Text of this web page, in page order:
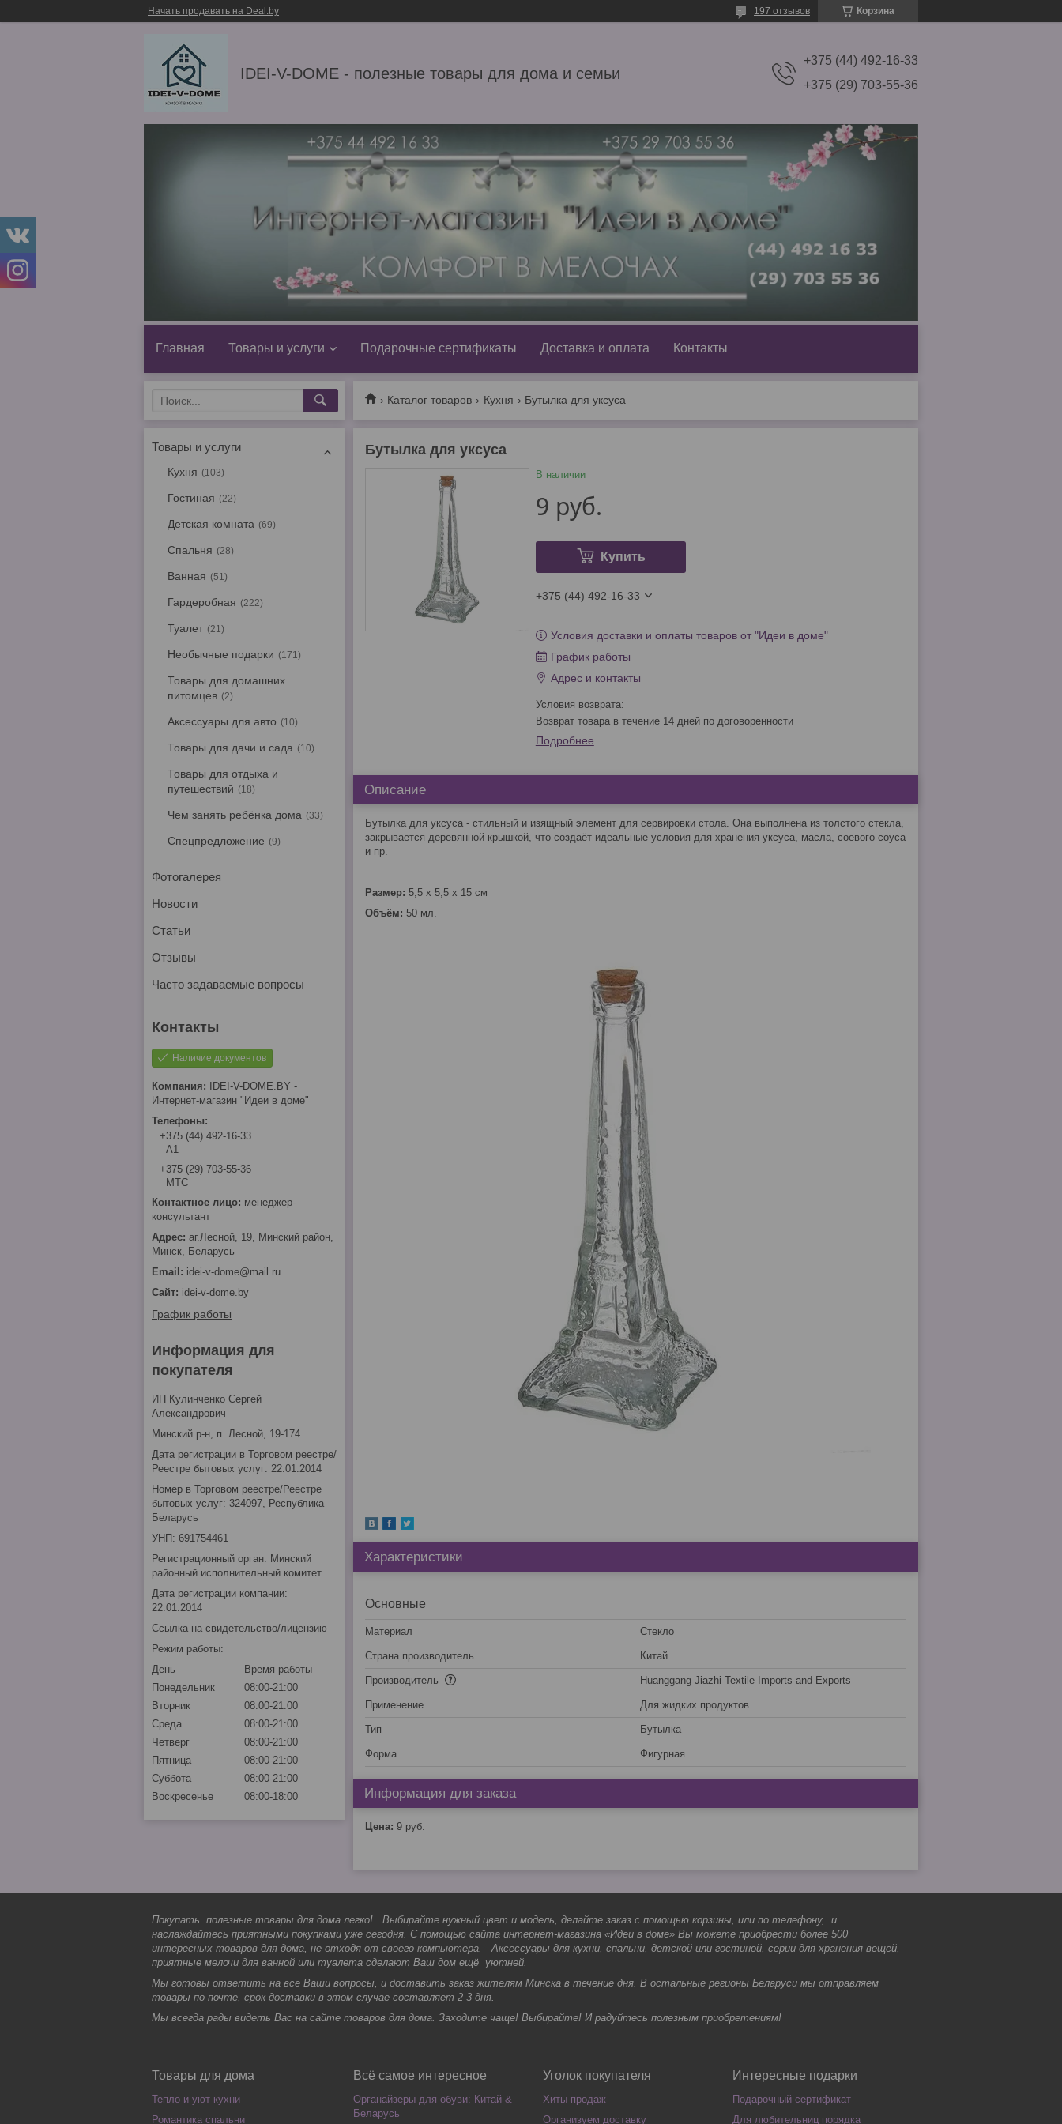
Начать продавать на Deal.by Корзина
197 отзывов
IDEI-V-DOME - полезные товары для дома и семьи
+375 (44) 492-16-33
+375 (29) 703-55-36
Главная Товары и услуги Подарочные сертификаты Доставка и оплата Контакты
Каталог товаров Кухня Бутылка для уксуса
Бутылка для уксуса
В наличии
9 руб.
Купить
+375 (44) 492-16-33
Условия доставки и оплаты товаров от "Идеи в доме"
График работы
Адрес и контакты
возврат товара в течение 14 дней по договоренности
Подробнее
Описание
Бутылка для уксуса - стильный и изящный элемент для сервировки стола. Она выполнена из толстого стекла,
закрывается деревянной крышкой, что создаёт идеальные условия для хранения уксуса, масла, соевого соуса
и пр.
Размер: 5,5 х 5,5 х 15 см
Объём: 50 мл.
Характеристики
Основные
Материал Стекло
Страна производитель Китай
Производитель Huanggang Jiazhi Textile Imports and Exports
Применение Для жидких продуктов
Тип Бутылка
Форма Фигурная
Информация для заказа
Цена: 9 руб.
Товары и услуги
Кухня 103
Гостиная 22
Детская комната 69
Спальня 28
Ванная 51
Гардеробная 222
Туалет 21
Необычные подарки 171
Товары для домашних
питомцев
2
Аксессуары для авто 10
Товары для дачи и сада 10
Товары для отдыха и
путешествий
18
Чем занять ребёнка дома 33
Спецпредложение 9
Фотогалерея
Новости
Статьи
Отзывы
Часто задаваемые вопросы
Наличие документов
IDEI-V-DOME.BY -
Интернет-магазин "Идеи в доме"
+375 (44) 492-16-33
А1
+375 (29) 703-55-36
МТС
менеджер-
консультант
аг.Лесной, 19, Минский район,
Минск, Беларусь
idei-v-dome@mail.ru
idei-v-dome.by
График работы
Информация для
покупателя
ИП Кулинченко Сергей
Александрович
Минский р-н, п. Лесной, 19-174
Дата регистрации в Торговом реестре/
Реестре бытовых услуг: 22.01.2014
Номер в Торговом реестре/Реестре
бытовых услуг: 324097, Республика
Беларусь
УНП: 691754461
Регистрационный орган: Минский
районный исполнительный комитет
Дата регистрации компании:
22.01.2014
Ссылка на свидетельство/лицензию
Режим работы:
День
Время работы
Понедельник
08:00-21:00
Вторник
08:00-21:00
Среда
08:00-21:00
Четверг
08:00-21:00
Пятница
08:00-21:00
Суббота
08:00-21:00
Воскресенье
08:00-18:00
Покупать полезные товары для дома легко! Выбирайте нужный цвет и модель, делайте заказ с помощью корзины, или по телефону, и
наслаждайтесь приятными покупками уже сегодня. С помощью сайта интернет-магазина «Идеи в доме» Вы можете приобрести более 500
интересных товаров для дома, не отходя от своего компьютера. Аксессуары для кухни, спальни, детской или гостиной, серии для хранения вещей,
приятные мелочи для ванной или туалета сделают Ваш дом ещё уютней.
Мы готовы ответить на все Ваши вопросы, и доставить заказ жителям Минска в течение дня. В остальные регионы Беларуси мы отправляем
товары по почте, срок доставки в этом случае составляет 2-3 дня.
Мы всегда рады видеть Вас на сайте товаров для дома. Заходите чаще! Выбирайте! И радуйтесь полезным приобретениям!
Товары для дома
Тепло и уют кухни
Романтика спальни
Всё самое интересное
Органайзеры для обуви: Китай &
Беларусь
Уголок покупателя
Хиты продаж
Организуем доставку
Интересные подарки
Подарочный сертификат
Для любительниц порядка